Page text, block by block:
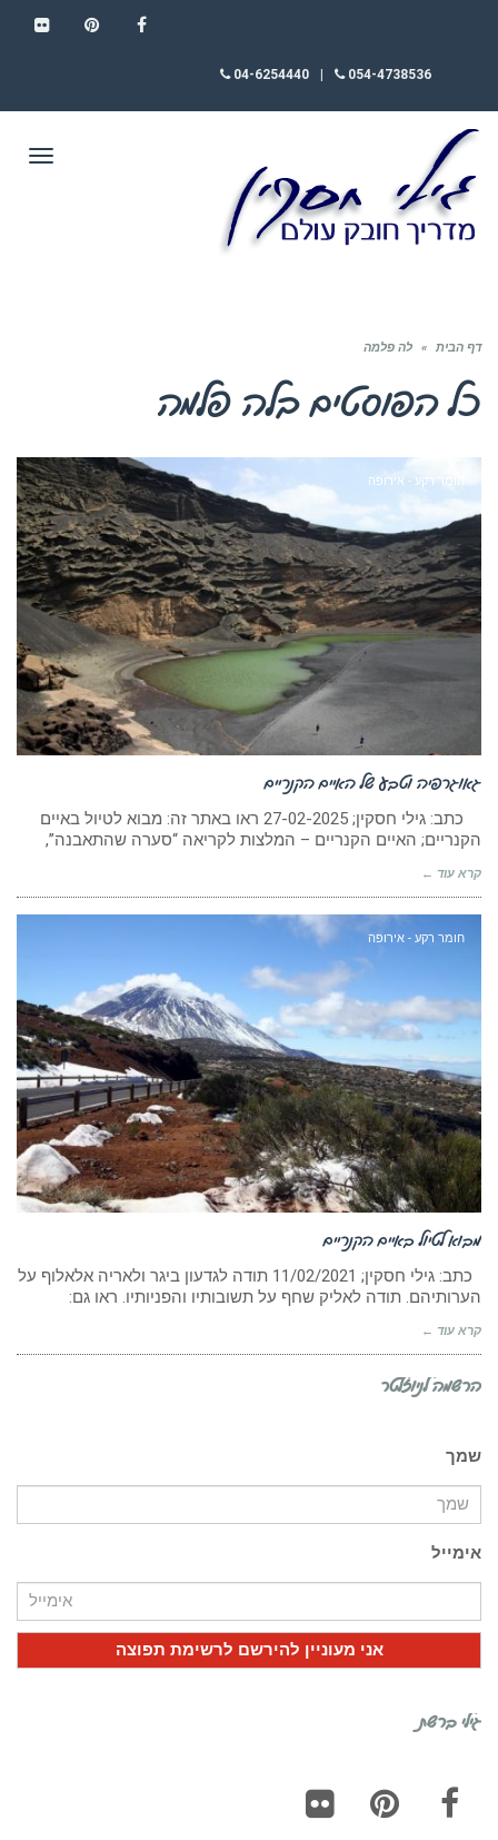
054-4738536
04-6254440
דף הבית » לה פלמה
כל הפוסטים בלה פלמה
חומר רקע - אירופה
גאוגרפיה וטבע של האיים הקנריים
כתב: גילי חסקין; 27-02-2025 ראו באתר זה: מבוא לטיול באיים
הקנריים; האיים הקנריים – המלצות לקריאה “סערה שהתאבנה”,
קרא עוד ←
חומר רקע - אירופה
מבוא לטיול באיים הקנריים
כתב: גילי חסקין; ‏11/02/2021 תודה לגדעון ביגר ולאריה אלאלוף על
הערותיהם. תודה לאליק שחף על תשובותיו והפניותיו. ראו גם:
קרא עוד ←
הרשמה לניוזלטר
שמך
אימייל
גילי ברשת